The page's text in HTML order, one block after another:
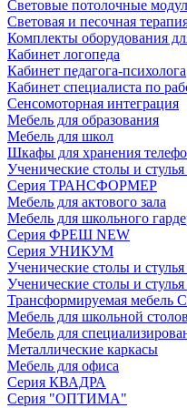
Световые потолочные
Световая и песочная
Комплекты оборудования
Кабинет логопеда
Кабинет педагога-психолога
Кабинет специалиста по
Сенсомоторная интеграция
Мебель для образования
Мебель для школ
Шкафы для хранения
Ученические столы и
Серия ТРАНСФОРМЕР
Мебель для актового зала
Мебель для школьного
Серия ФРЕШ NEW
Серия УНИКУМ
Ученические столы и
Ученические столы и стулья
Трансформируемая
Мебель для школьной
Мебель для
Металлические каркасы
Мебель для офиса
Серия КВАДРА
Серия "ОПТИМА"